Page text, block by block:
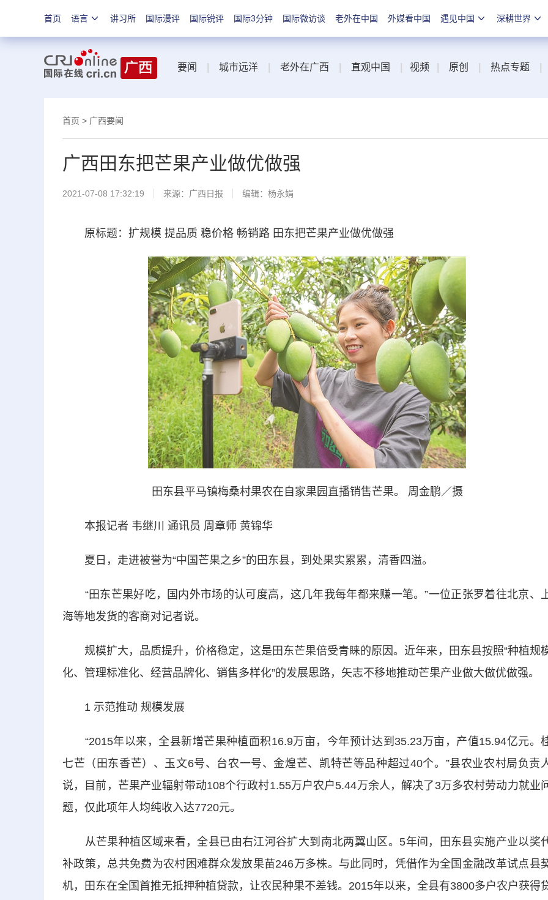
首页 语言 讲习所 国际漫评 国际锐评 国际3分钟 国际微访谈 老外在中国 外媒看中国 遇见中国 深耕世界
要闻 城市远洋 老外在广西 直观中国 视频 原创 热点专题
首页 > 广西要闻
广西田东把芒果产业做优做强
2021-07-08 17:32:19 来源： 广西日报 编辑：杨永娟
原标题：扩规模 提品质 稳价格 畅销路 田东把芒果产业做优做强
田东县平马镇梅桑村果农在自家果园直播销售芒果。 周金鹏／摄
本报记者 韦继川 通讯员 周章师 黄锦华
夏日，走进被誉为“中国芒果之乡”的田东县，到处果实累累，清香四溢。
“田东芒果好吃，国内外市场的认可度高，这几年我每年都来赚一笔。”一位正张罗着往北京、
海等地发货的客商对记者说。
规模扩大，品质提升，价格稳定，这是田东芒果倍受青睐的原因。近年来，田东县按照“种植规
化、管理标准化、经营品牌化、销售多样化”的发展思路，矢志不移地推动芒果产业做大做优做强。
1 示范推动 规模发展
“2015年以来，全县新增芒果种植面积16.9万亩，今年预计达到35.23万亩，产值15.94亿元。
七芒（田东香芒）、玉文6号、台农一号、金煌芒、凯特芒等品种超过40个。”县农业农村局负责
说，目前，芒果产业辐射带动108个行政村1.55万户农户5.44万余人，解决了3万多农村劳动力就业问
题，仅此项年人均纯收入达7720元。
从芒果种植区域来看，全县已由右江河谷扩大到南北两翼山区。5年间，田东县实施产业以奖
补政策，总共免费为农村困难群众发放果苗246万多株。与此同时，凭借作为全国金融改革试点县
机，田东在全国首推无抵押种植贷款，让农民种果不差钱。2015年以来，全县有3800多户农户获得